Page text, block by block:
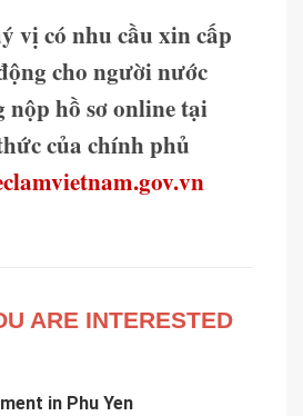
vị có nhu cầu xin cấp
cho người nước
nộp hồ sơ online tại
của chính phủ
ARE INTERESTED
in Phu Yen